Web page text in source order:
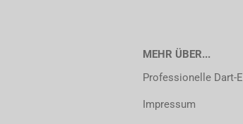
MEHR ÜBER...
Professionelle Dart-
Impressum